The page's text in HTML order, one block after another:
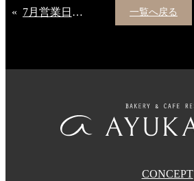
« 7月営業日のお知らせ【上足洗店】 一覧へ戻る
CONCEPT